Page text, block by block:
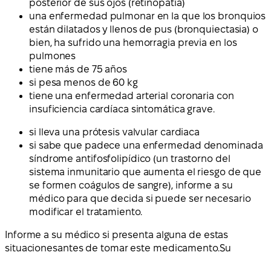
posterior de sus ojos (retinopatía)
una enfermedad pulmonar en la que los bronquios
están dilatados y llenos de pus (bronquiectasia) o
bien, ha sufrido una hemorragia previa en los
pulmones
tiene más de 75 años
si pesa menos de 60 kg
tiene una enfermedad arterial coronaria con
insuficiencia cardíaca sintomática grave.
si lleva una prótesis valvular cardiaca
si sabe que padece una enfermedad denominada
síndrome antifosfolipídico (un trastorno del
sistema inmunitario que aumenta el riesgo de que
se formen coágulos de sangre), informe a su
médico para que decida si puede ser necesario
modificar el tratamiento.
Informe a su médico si presenta alguna de estas
situacionesantes de tomar este medicamento.Su